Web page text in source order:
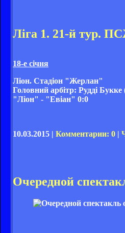
Ліга 1. 21-й тур.
18-е січня
Ліон. Стадіон "Жерлан"
Головний арбітр: Рудді
"Ліон" - "Евіан" 0:0
10.03.2015 | Комментарии: 0 |
Очередной